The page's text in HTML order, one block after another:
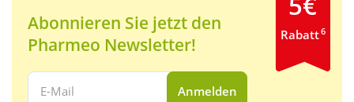
Abonnieren Sie jetzt den
Pharmeo Newsletter!
Ihre E-Mail Adresse:
Anmelden
Rabatt6